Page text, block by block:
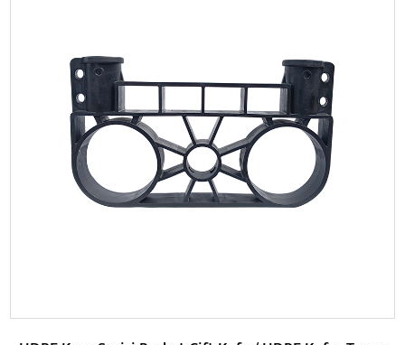
Parametreler:
DEVAMINI OKU